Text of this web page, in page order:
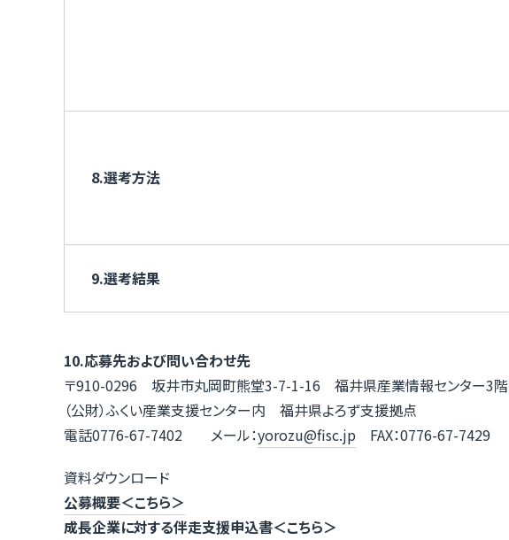
8.選考方法
9.選考結果
10.応募先および問い合わせ先
〒910-0296 坂井市丸岡町熊堂3-7-1-16 福井県産業情報センター3階
（公財）ふくい産業支援センター内 福井県よろず支援拠点
電話0776-67-7402 メール：yorozu@fisc.jp FAX：0776-67-7429
資料ダウンロード
公募概要＜こちら＞
成長企業に対する伴走支援申込書＜こちら＞